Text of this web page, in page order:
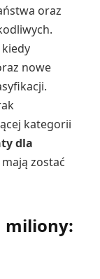
oraz
nowe
kategorii
dla
zostać
miliony: